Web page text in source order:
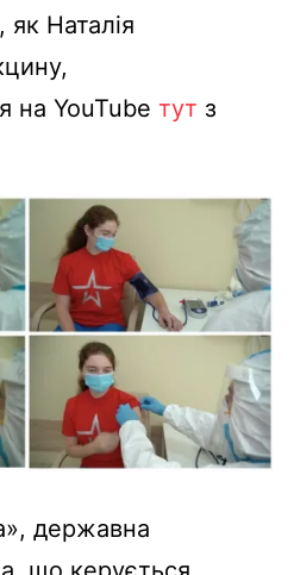
як Наталія
на YouTube тут з
державна